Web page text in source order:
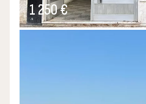
1 250 €